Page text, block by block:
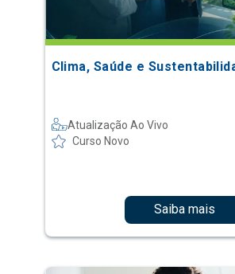
Clima, Saúde e
Atualização Ao Vivo
Curso Novo
Saiba mais